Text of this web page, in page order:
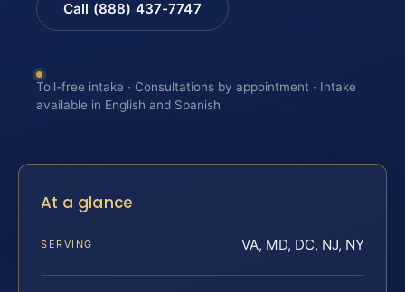
Call (888) 437-7747
Toll-free intake · Consultations by appointment · Intake
available in English and Spanish
At a glance
SERVING VA, MD, DC, NJ, NY